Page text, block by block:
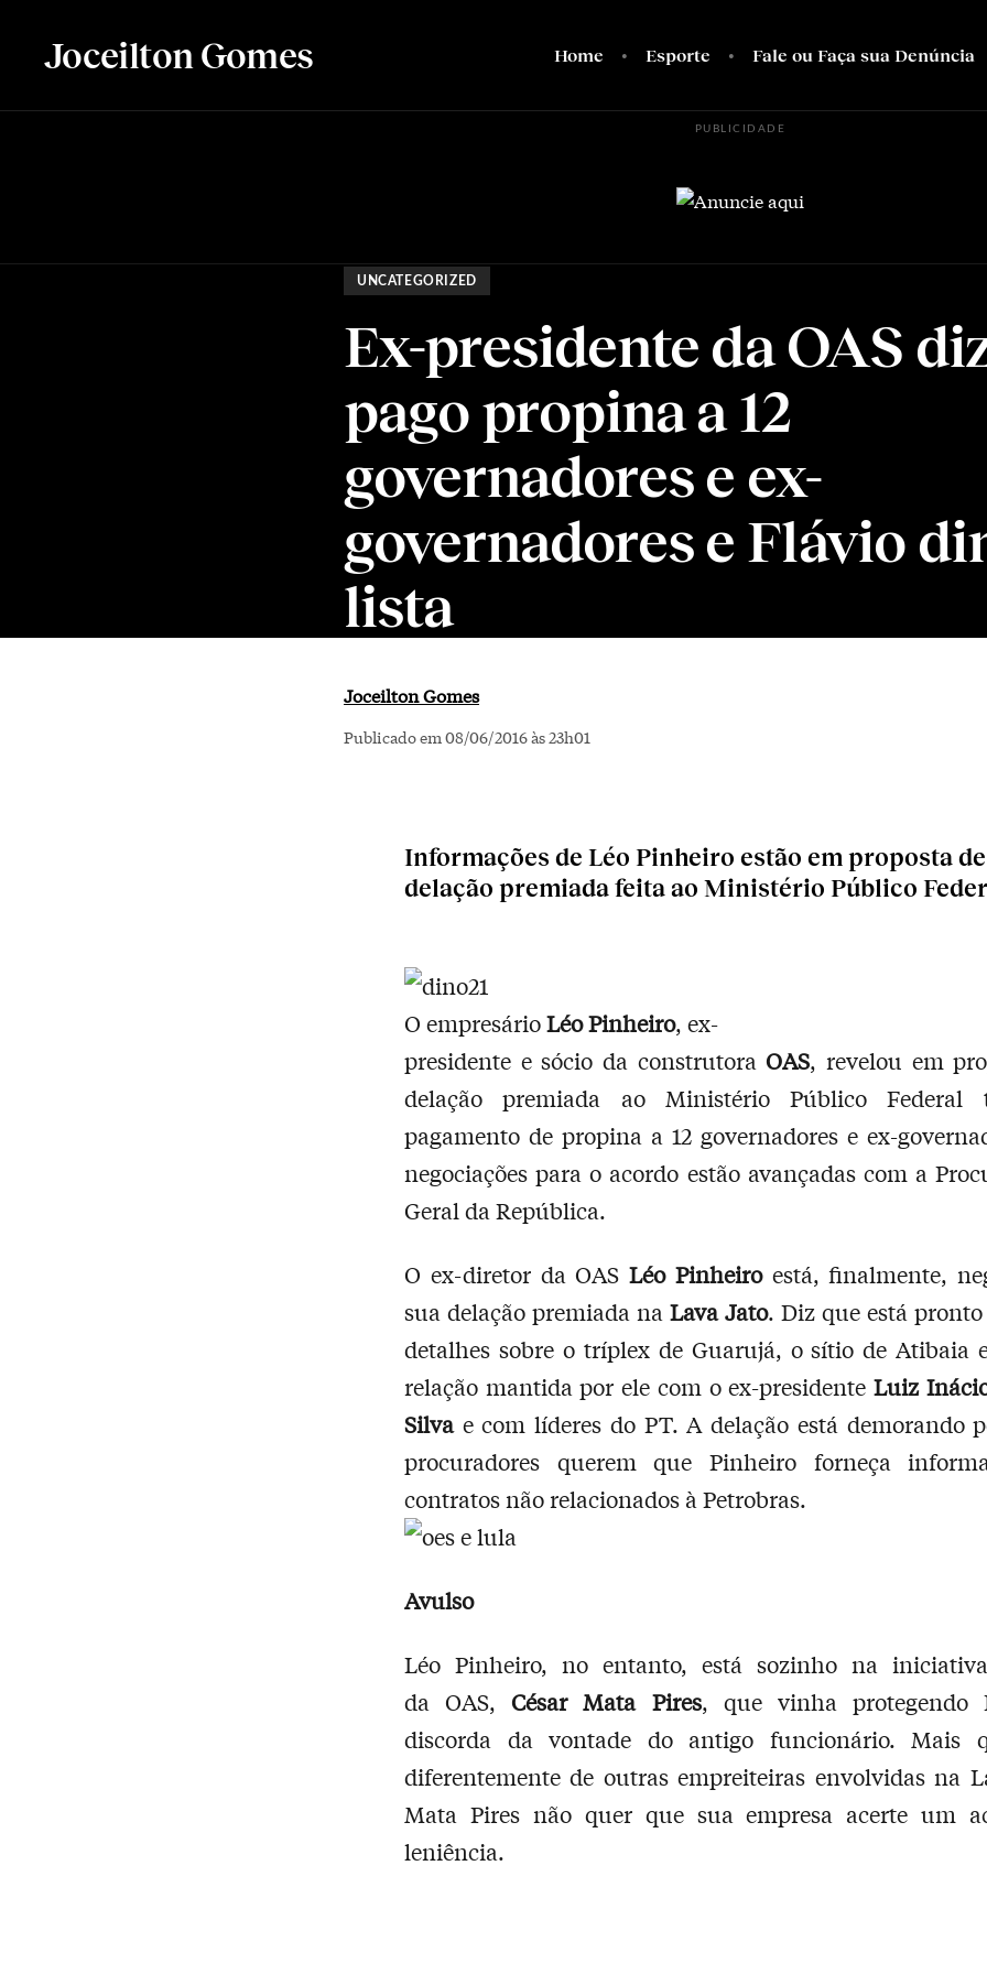
Joceilton Gomes Home Esporte Fale ou Faça sua Denúncia
PUBLICIDADE
UNCATEGORIZED
Ex-presidente da OAS
pago propina a 12
governadores e ex-
governadores e Flávio
lista
Joceilton Gomes
Publicado em 08/06/2016 às 23h01
Informações de Léo Pinheiro estão em proposta de
delação premiada feita ao Ministério Público
O empresárioLéo Pinheiro, ex-
presidente e sócio da construtora OAS, revelou em
delação premiada ao Ministério Público Federal
pagamento de propina a 12 governadores e ex-
negociações para o acordo estão avançadas com a
Geral da República.
O ex-diretor da OAS Léo Pinheiroestá, finalmente,
sua delação premiada na Lava Jato. Diz que está
detalhes sobre o tríplex de Guarujá, o sítio de Atibaia
relação mantida por ele com o ex-presidente Luiz
Silvae com líderes do PT. A delação está demorando
procuradores querem que Pinheiro forneça
contratos não relacionados à Petrobras.
Avulso
Léo Pinheiro, no entanto, está sozinho na
da OAS,César Mata Pires, que vinha protegendo
discorda da vontade do antigo funcionário. Mais
diferentemente de outras empreiteiras envolvidas na
Mata Pires não quer que sua empresa acerte um
leniência.